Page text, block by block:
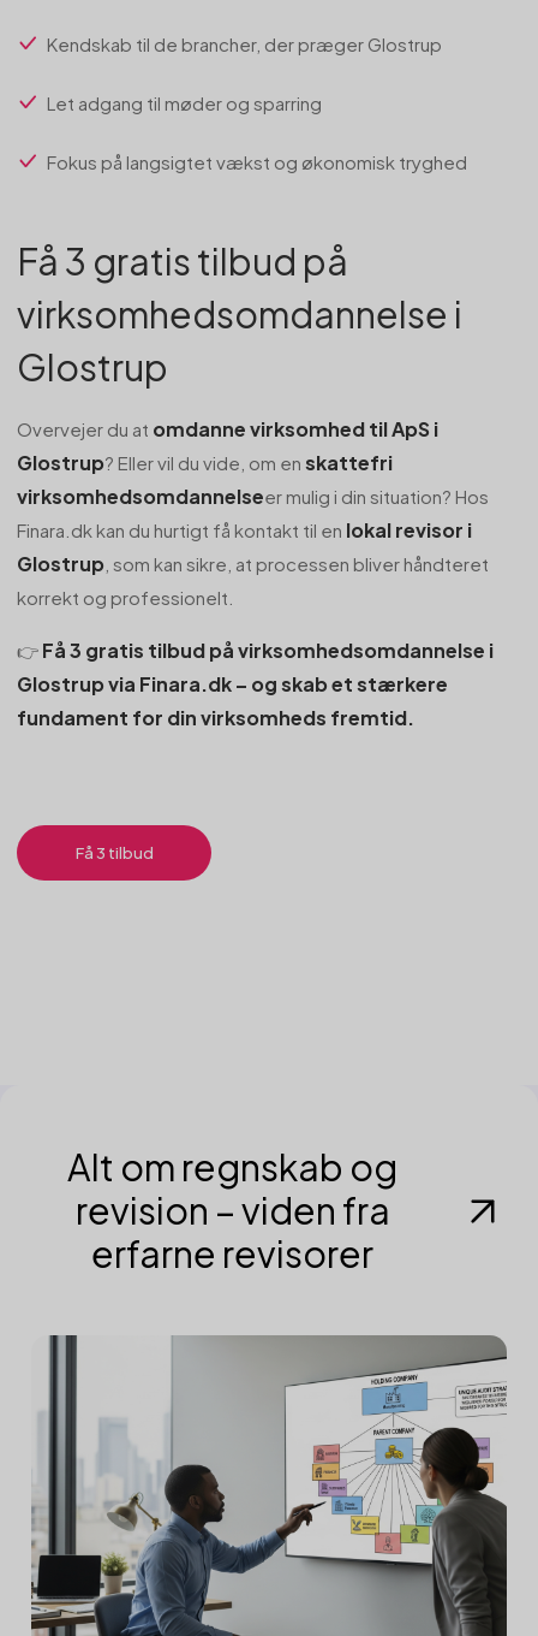
Kendskab til de brancher, der præger Glostrup
Let adgang til møder og sparring
Fokus på langsigtet vækst og økonomisk tryghed
Få 3 gratis tilbud på
virksomhedsomdannelse i
Glostrup
Overvejer du at omdanne virksomhed til ApS i
Glostrup? Eller vil du vide, om en skattefri
virksomhedsomdannelseer mulig i din situation? Hos
Finara.dk kan du hurtigt få kontakt til en lokal revisor i
Glostrup , som kan sikre, at processen bliver håndteret
korrekt og professionelt.
👉 Få 3 gratis tilbud på virksomhedsomdannelse i
Glostrup via Finara.dk – og skab et stærkere
fundament for din virksomheds fremtid.
Få 3 tilbud
Alt om regnskab og
revision – viden fra
erfarne revisorer